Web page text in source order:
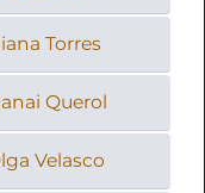
Torres
Querol
Velasco